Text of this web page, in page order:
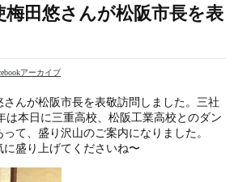
田悠さんが松阪市長を表
アーカイブ
んが松阪市長を表敬訪問しました。三社
は本日に三重高校、松阪工業高校とのダン
て、盛り沢山のご案内になりました。
盛り上げてくださいね〜